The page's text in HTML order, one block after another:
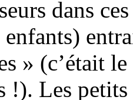
dans
» (c’était
!). Les petits